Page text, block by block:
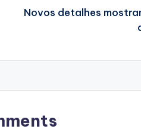
Novos detalhes